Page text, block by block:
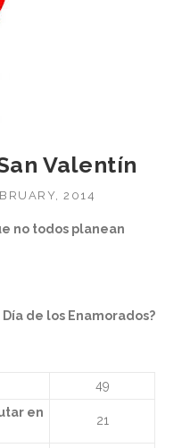
Valentín
2014
no todos planean
de los Enamorados?
49
en
21